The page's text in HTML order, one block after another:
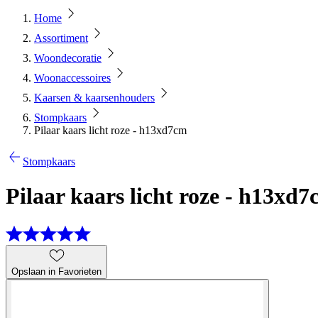
Home
Assortiment
Woondecoratie
Woonaccessoires
Kaarsen & kaarsenhouders
Stompkaars
Pilaar kaars licht roze - h13xd7cm
Stompkaars
Pilaar kaars licht roze -
Opslaan in Favorieten